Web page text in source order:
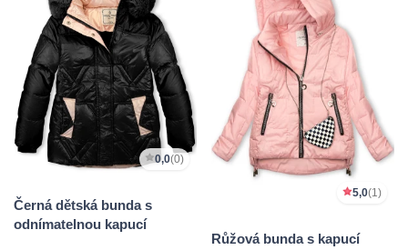
0,0(0)
Černá dětská bunda s
odnímatelnou kapucí
5,0(1)
Růžová bunda s kapucí